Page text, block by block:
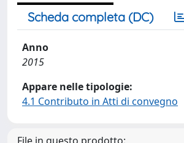
Scheda completa (DC)
Anno
2015
Appare nelle tipologie:
4.1 Contributo in Atti di convegno